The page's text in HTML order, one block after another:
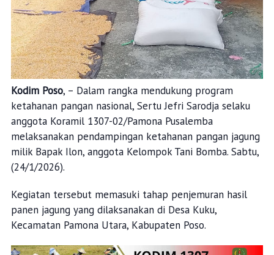
Kodim Poso, – Dalam rangka mendukung program
ketahanan pangan nasional, Sertu Jefri Sarodja selaku
anggota Koramil 1307-02/Pamona Pusalemba
melaksanakan pendampingan ketahanan pangan jagung
milik Bapak Ilon, anggota Kelompok Tani Bomba. Sabtu,
(24/1/2026).
Kegiatan tersebut memasuki tahap penjemuran hasil
panen jagung yang dilaksanakan di Desa Kuku,
Kecamatan Pamona Utara, Kabupaten Poso.